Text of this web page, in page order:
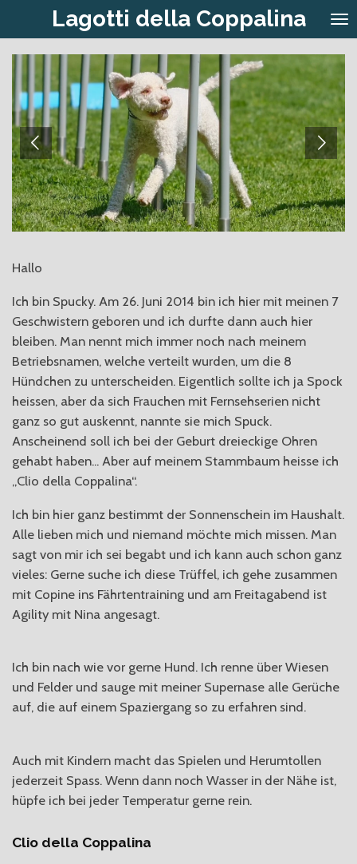
Hauptinhalt
springen
Lagotti della Coppalina
Hallo
Ich bin Spucky. Am 26. Juni 2014 bin ich hier mit meinen 7
Geschwistern geboren und ich durfte dann auch hier
bleiben. Man nennt mich immer noch nach meinem
Betriebsnamen, welche verteilt wurden, um die 8
Hündchen zu unterscheiden. Eigentlich sollte ich ja Spock
heissen, aber da sich Frauchen mit Fernsehserien nicht
ganz so gut auskennt, nannte sie mich Spuck.
Anscheinend soll ich bei der Geburt dreieckige Ohren
gehabt haben... Aber auf meinem Stammbaum heisse ich
„Clio della Coppalina“.
Ich bin hier ganz bestimmt der Sonnenschein im Haushalt.
Alle lieben mich und niemand möchte mich missen. Man
sagt von mir ich sei begabt und ich kann auch schon ganz
vieles: Gerne suche ich diese Trüffel, ich gehe zusammen
mit Copine ins Fährtentraining und am Freitagabend ist
Agility mit Nina angesagt.
Ich bin nach wie vor gerne Hund. Ich renne über Wiesen
und Felder und sauge mit meiner Supernase alle Gerüche
auf, die auf einem Spaziergang so zu erfahren sind.
Auch mit Kindern macht das Spielen und Herumtollen
jederzeit Spass. Wenn dann noch Wasser in der Nähe ist,
hüpfe ich bei jeder Temperatur gerne rein.
Clio della Coppalina